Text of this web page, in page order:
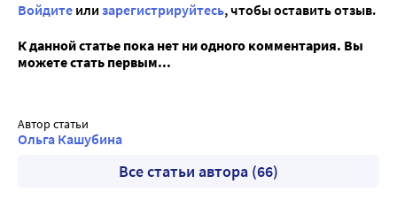
Войдите или зарегистрируйтесь, чтобы оставить отзыв.
К данной статье пока нет ни одного комментария. Вы
можете стать первым...
Автор статьи
Ольга Кашубина
Все статьи автора (66)